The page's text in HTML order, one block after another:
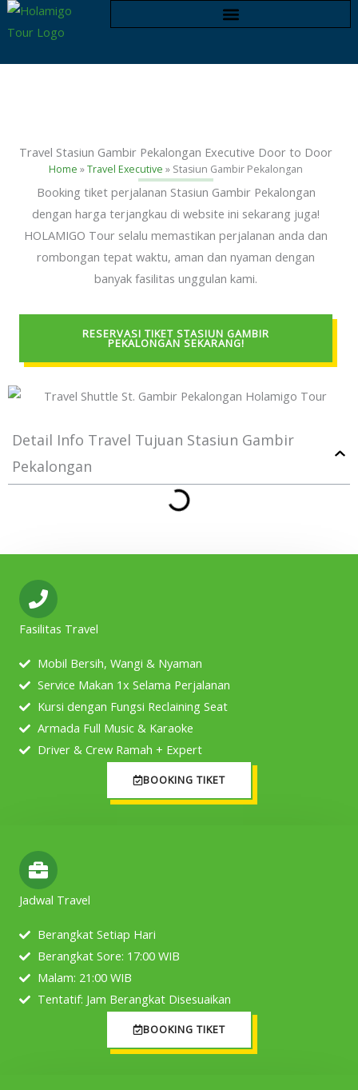
Skip
to
Travel Stasiun Gambir Pekalongan Executive Door to Door
Home »Travel Executive » Stasiun Gambir Pekalongan
Booking tiket perjalanan Stasiun Gambir Pekalongan
dengan harga terjangkau di website ini sekarang juga!
HOLAMIGO Tour selalu memastikan perjalanan anda dan
rombongan tepat waktu, aman dan nyaman dengan
banyak fasilitas unggulan kami.
RESERVASI TIKET STASIUN GAMBIR
PEKALONGAN SEKARANG!
Detail Info Travel Tujuan Stasiun Gambir
Pekalongan
Fasilitas Travel
Mobil Bersih, Wangi & Nyaman
Service Makan 1x Selama Perjalanan
Kursi dengan Fungsi Reclaining Seat
Armada Full Music & Karaoke
Driver & Crew Ramah + Expert
BOOKING TIKET
Jadwal Travel
Berangkat Setiap Hari
Berangkat Sore: 17:00 WIB
Malam: 21:00 WIB
Tentatif: Jam Berangkat Disesuaikan
BOOKING TIKET